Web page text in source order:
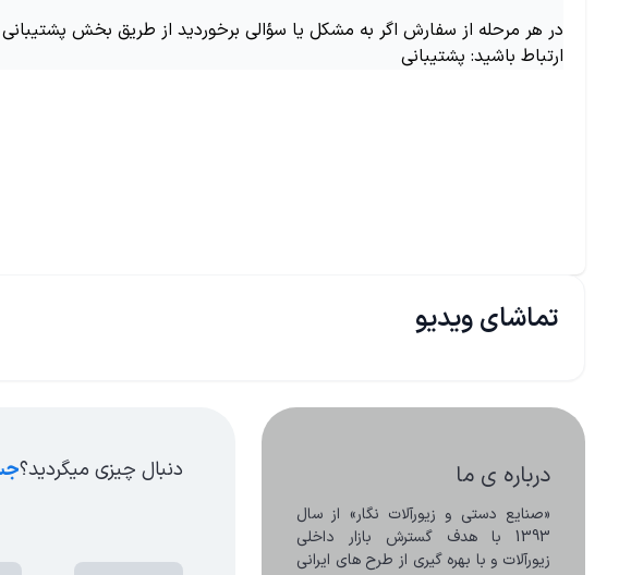
در هر مرحله از سفارش اگر به مشکل یا سؤالی برخوردید از طریق بخش پشتیبانی
ارتباط باشید: پشتیبانی
تماشای ویدیو
درباره ی ما دنبال چیزی میگردید؟